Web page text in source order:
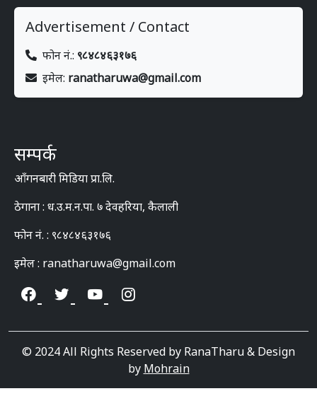
Advertisement / Contact
फोन नं.: ९८४८४६३१७६
इमेल: ranatharuwa@gmail.com
सम्पर्क
आँगनबारी मिडिया प्रा.लि.
ठेगाना : ध.उ.म.न.पा. ७ देवहरिया, कैलाली
फोन नं. : ९८४८४६३१७६
इमेल : ranatharuwa@gmail.com
© 2024 All Rights Reserved by RanaTharu & Design
by Mohrain